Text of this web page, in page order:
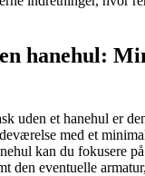
hanehul:
uden et hanehul er
med et
kan du fokusere
den eventuelle